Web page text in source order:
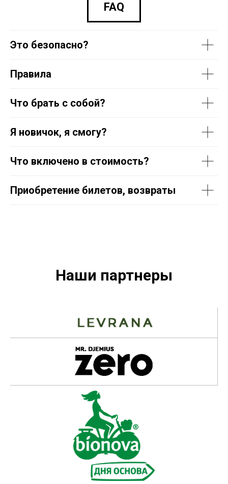
FAQ
Это безопасно?
Правила
Что брать с собой?
Я новичок, я смогу?
Что включено в стоимость?
Приобретение билетов, возвраты
Наши партнеры